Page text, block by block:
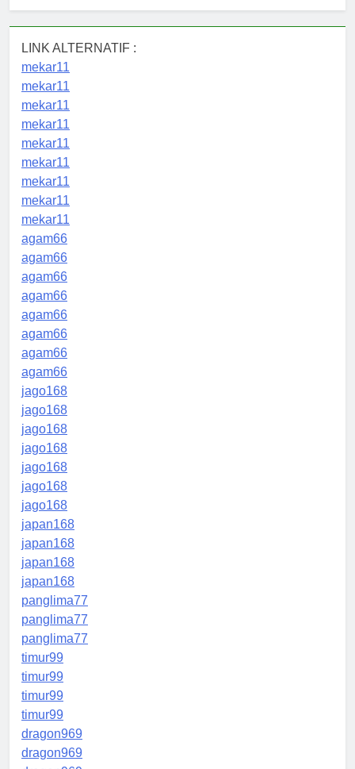
LINK ALTERNATIF :
mekar11
mekar11
mekar11
mekar11
mekar11
mekar11
mekar11
mekar11
mekar11
agam66
agam66
agam66
agam66
agam66
agam66
agam66
agam66
jago168
jago168
jago168
jago168
jago168
jago168
jago168
japan168
japan168
japan168
japan168
panglima77
panglima77
panglima77
timur99
timur99
timur99
timur99
dragon969
dragon969